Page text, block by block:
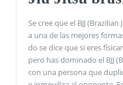
Se cree que el BJJ
a una de las mejores
do se dice que si eres
pero has dominado el BJJ
con una persona que